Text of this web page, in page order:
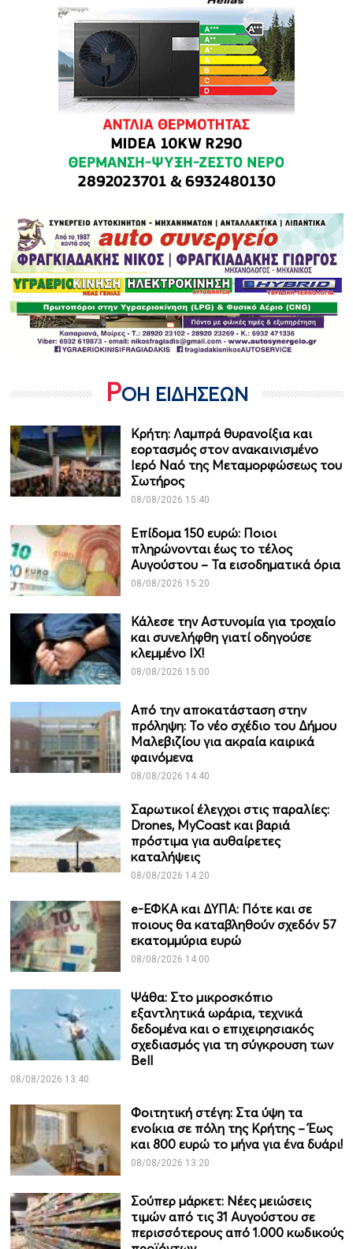
ΡΟΗ ΕΙΔΗΣΕΩΝ
Κρήτη: Λαμπρά θυρανοίξια και
εορτασμός στον ανακαινισμένο
Ιερό Ναό της Μεταμορφώσεως του
Σωτήρος
08/08/2026 15:40
Επίδομα 150 ευρώ: Ποιοι
πληρώνονται έως το τέλος
Αυγούστου – Τα εισοδηματικά όρια
08/08/2026 15:20
Κάλεσε την Αστυνομία για τροχαίο
και συνελήφθη γιατί οδηγούσε
κλεμμένο ΙΧ!
08/08/2026 15:00
Από την αποκατάσταση στην
πρόληψη: Το νέο σχέδιο του Δήμου
Μαλεβιζίου για ακραία καιρικά
φαινόμενα
08/08/2026 14:40
Σαρωτικοί έλεγχοι στις παραλίες:
Drones, MyCoast και βαριά
πρόστιμα για αυθαίρετες
καταλήψεις
08/08/2026 14:20
e-ΕΦΚΑ και ΔΥΠΑ: Πότε και σε
ποιους θα καταβληθούν σχεδόν 57
εκατομμύρια ευρώ
08/08/2026 14:00
Ψάθα: Στο μικροσκόπιο
εξαντλητικά ωράρια, τεχνικά
δεδομένα και ο επιχειρησιακός
σχεδιασμός για τη σύγκρουση των
Bell
08/08/2026 13:40
Φοιτητική στέγη: Στα ύψη τα
ενοίκια σε πόλη της Κρήτης – Έως
και 800 ευρώ το μήνα για ένα δυάρι!
08/08/2026 13:20
Σούπερ μάρκετ: Νέες μειώσεις
τιμών από τις 31 Αυγούστου σε
περισσότερους από 1.000 κωδικούς